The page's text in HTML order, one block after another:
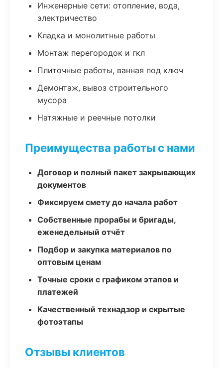
Инженерные сети: отопление, вода,
электричество
Кладка и монолитные работы
Монтаж перегородок и гкл
Плиточные работы, ванная под ключ
Демонтаж, вывоз строительного
мусора
Натяжные и реечные потолки
Преимущества работы с нами
Договор и полный пакет закрывающих
документов
Фиксируем смету до начала работ
Собственные прорабы и бригады,
еженедельный отчёт
Подбор и закупка материалов по
оптовым ценам
Точные сроки с графиком этапов и
платежей
Качественный технадзор и скрытые
фотоэтапы
Отзывы клиентов